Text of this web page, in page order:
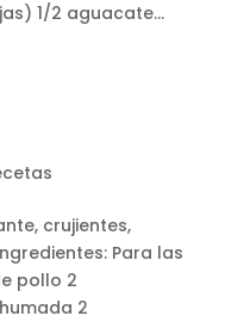
1/2 aguacate...
crujientes,
Para las
pollo 2
2